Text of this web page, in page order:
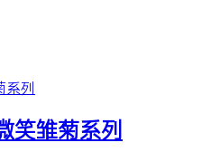
笑雏菊系列